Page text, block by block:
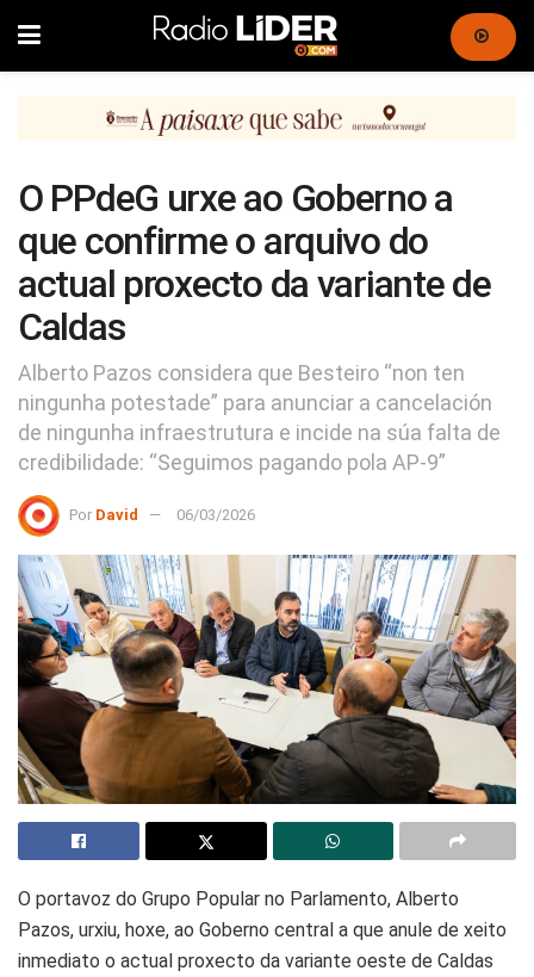
O PPdeG urxe ao Goberno a
que confirme o arquivo do
actual proxecto da variante de
Caldas
Alberto Pazos considera que Besteiro “non ten
ningunha potestade” para anunciar a cancelación
de ningunha infraestrutura e incide na súa falta de
credibilidade: “Seguimos pagando pola AP-9”
Por David 06/03/2026
O portavoz do Grupo Popular no Parlamento, Alberto
Pazos, urxiu, hoxe, ao Goberno central a que anule de xeito
inmediato o actual proxecto da variante oeste de Caldas